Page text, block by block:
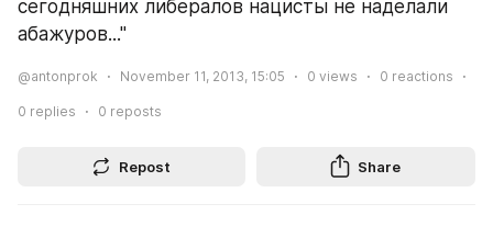
сегодняшних либералов нацисты не наделали
абажуров..."
@antonprok November 11, 2013, 15:05 0 views 0 reactions
0 replies 0 reposts
Repost Share